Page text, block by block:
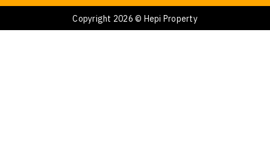
Copyright 2026 © Hepi Property